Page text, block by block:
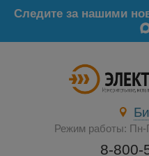
Следите за нашими
Режим работы: Пн-
8-800-